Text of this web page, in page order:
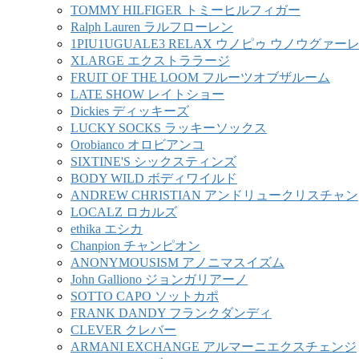
TOMMY HILFIGER トミーヒルフィガー
Ralph Lauren ラルフローレン
1PIU1UGUALE3 RELAX ウノピゥ ウノウグァー
XLARGE エクストララージ
FRUIT OF THE LOOM フルーツオブザルーム
LATE SHOW レイトショー
Dickies ディッキーズ
LUCKY SOCKS ラッキーソックス
Orobianco オロビアンコ
SIXTINE'S シックスティンズ
BODY WILD ボディワイルド
ANDREW CHRISTIAN アンドリュークリスチャン
LOCALZ ロカルズ
ethika エシカ
Chanpion チャンピオン
ANONYMOUSISM アノニマスイズム
John Galliono ジョンガリアーノ
SOTTO CAPO ソットカポ
FRANK DANDY フランクダンディ
CLEVER クレバー
ARMANI EXCHANGE アルマーニエクスチェンジ